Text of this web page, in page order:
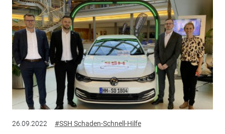
26.09.2022 #SSH Schaden-Schnell-Hilfe